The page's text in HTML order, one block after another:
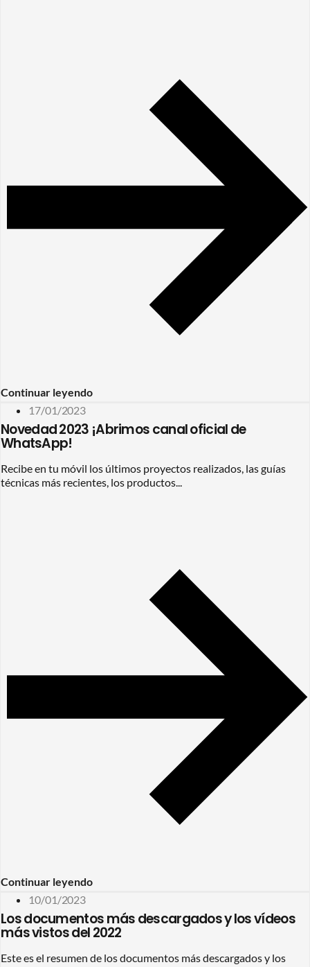
Continuar leyendo
17/01/2023
Novedad 2023 ¡Abrimos canal oficial de
WhatsApp!
Recibe en tu móvil los últimos proyectos realizados, las guías
técnicas más recientes, los productos...
Continuar leyendo
10/01/2023
Los documentos más descargados y los vídeos
más vistos del 2022
Este es el resumen de los documentos más descargados y los